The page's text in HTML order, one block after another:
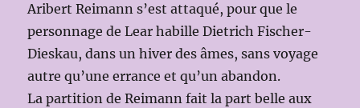
Aribert Reimann s’est attaqué, pour que le
personnage de Lear habille Dietrich Fischer-
Dieskau, dans un hiver des âmes, sans voyage
autre qu’une errance et qu’un abandon.
La partition de Reimann fait la part belle aux